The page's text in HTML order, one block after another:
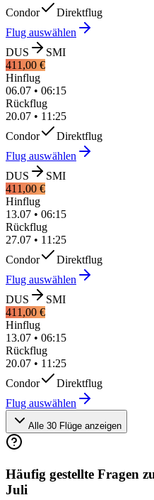
Condor
Direktflug
Flug auswählen
DUS
SMI
411,00 €
Hinflug
06.07 • 06:15
Rückflug
20.07 • 11:25
Condor
Direktflug
Flug auswählen
DUS
SMI
411,00 €
Hinflug
13.07 • 06:15
Rückflug
27.07 • 11:25
Condor
Direktflug
Flug auswählen
DUS
SMI
411,00 €
Hinflug
13.07 • 06:15
Rückflug
20.07 • 11:25
Condor
Direktflug
Flug auswählen
Alle 30 Flüge anzeigen
Häufig gestellte Fragen
Juli